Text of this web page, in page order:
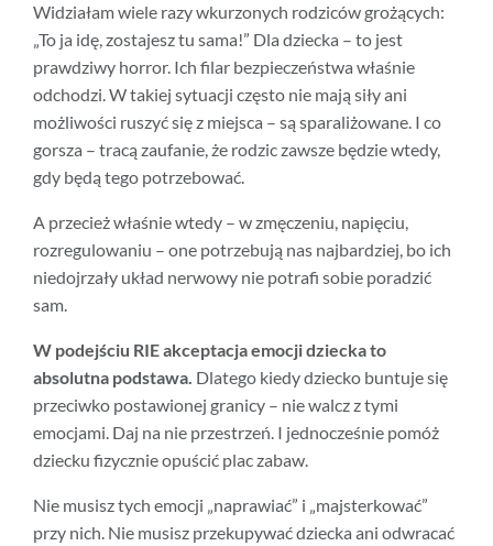
Widziałam wiele razy wkurzonych rodziców grożących:
„To ja idę, zostajesz tu sama!” Dla dziecka – to jest
prawdziwy horror. Ich filar bezpieczeństwa właśnie
odchodzi. W takiej sytuacji często nie mają siły ani
możliwości ruszyć się z miejsca – są sparaliżowane. I co
gorsza – tracą zaufanie, że rodzic zawsze będzie wtedy,
gdy będą tego potrzebować.
A przecież właśnie wtedy – w zmęczeniu, napięciu,
rozregulowaniu – one potrzebują nas najbardziej, bo ich
niedojrzały układ nerwowy nie potrafi sobie poradzić
sam.
W podejściu RIE akceptacja emocji dziecka to
absolutna podstawa. Dlatego kiedy dziecko buntuje się
przeciwko postawionej granicy – nie walcz z tymi
emocjami. Daj na nie przestrzeń. I jednocześnie pomóż
dziecku fizycznie opuścić plac zabaw.
Nie musisz tych emocji „naprawiać” i „majsterkować”
przy nich. Nie musisz przekupywać dziecka ani odwracać